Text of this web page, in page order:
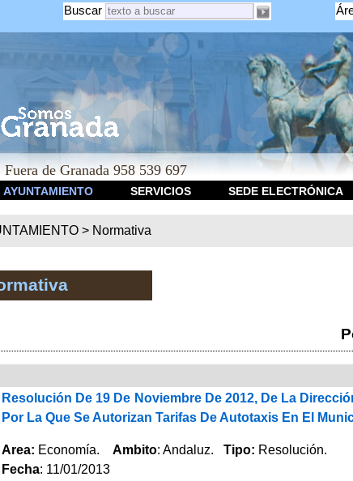
Buscar
de Granada 958 539 697
AYUNTAMIENTO SERVICIOS SEDE ELECTRÓNICA
> Normativa
Resolución De 19 De Noviembre De 2012, De La
Por La Que Se Autorizan Tarifas De Autotaxis En El
Area: Economía. Ambito: Andaluz. Tipo: Resolución.
Fecha: 11/01/2013